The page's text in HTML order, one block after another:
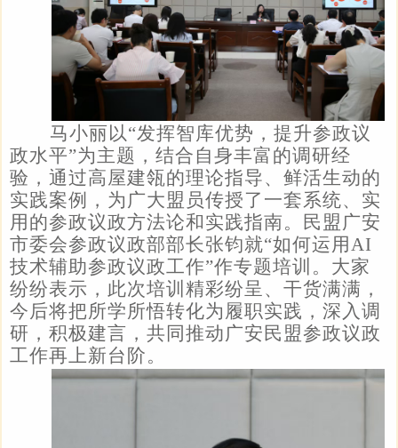
马小丽以“发挥智库优势，提升参政议
政水平”为主题，结合自身丰富的调研经
验，通过高屋建瓴的理论指导、鲜活生动的
实践案例，为广大盟员传授了一套系统、实
用的参政议政方法论和实践指南。民盟广安
市委会参政议政部部长张钧就“如何运用AI
技术辅助参政议政工作”作专题培训。大家
纷纷表示，此次培训精彩纷呈、干货满满，
今后将把所学所悟转化为履职实践，深入调
研，积极建言，共同推动广安民盟参政议政
工作再上新台阶。